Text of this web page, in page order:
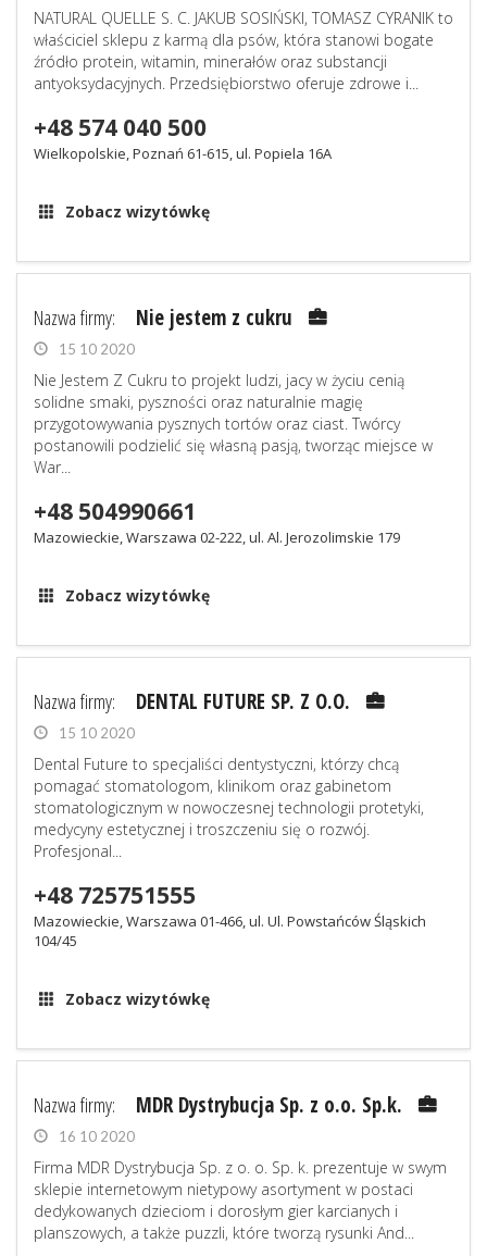
NATURAL QUELLE S. C. JAKUB SOSIŃSKI, TOMASZ CYRANIK to
właściciel sklepu z karmą dla psów, która stanowi bogate
źródło protein, witamin, minerałów oraz substancji
antyoksydacyjnych. Przedsiębiorstwo oferuje zdrowe i...
+48 574 040 500
Wielkopolskie, Poznań 61-615, ul. Popiela 16A
Zobacz wizytówkę
Nazwa firmy: Nie jestem z cukru
15 10 2020
Nie Jestem Z Cukru to projekt ludzi, jacy w życiu cenią
solidne smaki, pyszności oraz naturalnie magię
przygotowywania pysznych tortów oraz ciast. Twórcy
postanowili podzielić się własną pasją, tworząc miejsce w
War...
+48 504990661
Mazowieckie, Warszawa 02-222, ul. Al. Jerozolimskie 179
Zobacz wizytówkę
Nazwa firmy: DENTAL FUTURE SP. Z O.O.
15 10 2020
Dental Future to specjaliści dentystyczni, którzy chcą
pomagać stomatologom, klinikom oraz gabinetom
stomatologicznym w nowoczesnej technologii protetyki,
medycyny estetycznej i troszczeniu się o rozwój.
Profesjonal...
+48 725751555
Mazowieckie, Warszawa 01-466, ul. Ul. Powstańców Śląskich
104/45
Zobacz wizytówkę
Nazwa firmy: MDR Dystrybucja Sp. z o.o. Sp.k.
16 10 2020
Firma MDR Dystrybucja Sp. z o. o. Sp. k. prezentuje w swym
sklepie internetowym nietypowy asortyment w postaci
dedykowanych dzieciom i dorosłym gier karcianych i
planszowych, a także puzzli, które tworzą rysunki And...